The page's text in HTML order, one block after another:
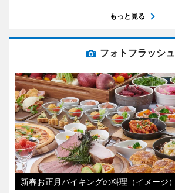
もっと見る
フォトフラッシュ
新春お正月バイキングの料理（イメージ）